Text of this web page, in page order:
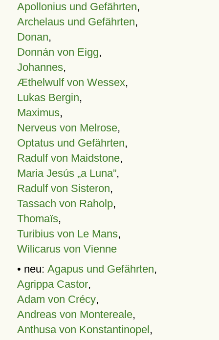
Apollonius und Gefährten,
Archelaus und Gefährten,
Donan,
Donnán von Eigg,
Johannes,
Æthelwulf von Wessex,
Lukas Bergin,
Maximus,
Nerveus von Melrose,
Optatus und Gefährten,
Radulf von Maidstone,
Maria Jesús „a Luna”,
Radulf von Sisteron,
Tassach von Raholp,
Thomaïs,
Turibius von Le Mans,
Wilicarus von Vienne
• neu: Agapus und Gefährten,
Agrippa Castor,
Adam von Crécy,
Andreas von Montereale,
Anthusa von Konstantinopel,